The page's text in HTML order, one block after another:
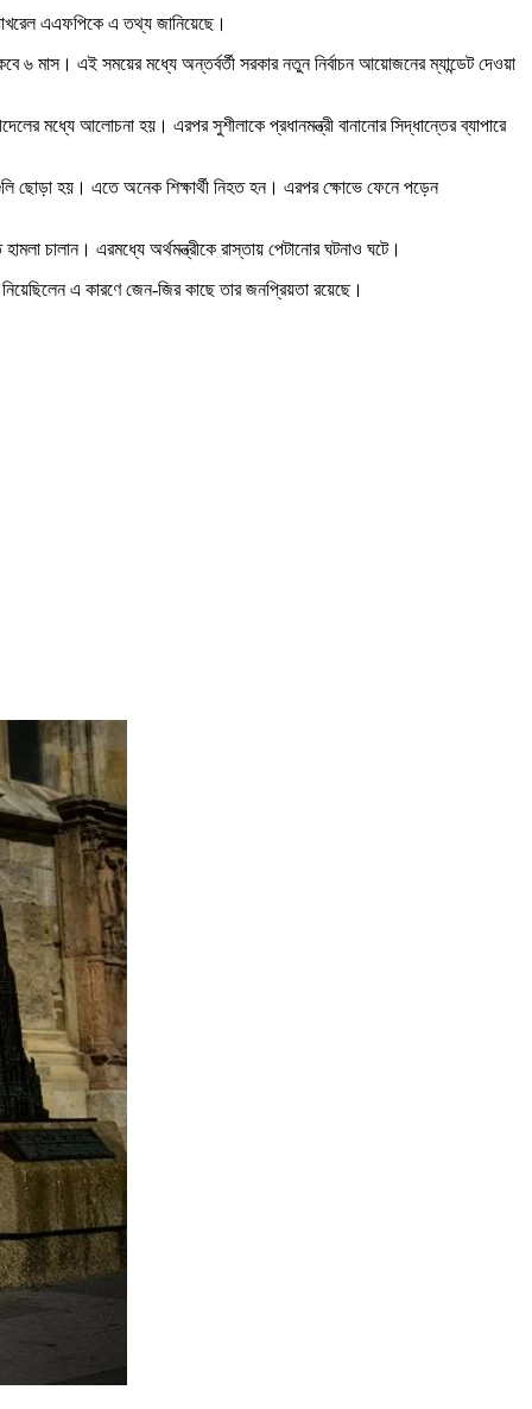
এএফপিকে এ তথ্য জানিয়েছে।
৬ মাস। এই সময়ের মধ্যে অন্তর্বর্তী সরকার নতুন নির্বাচন আয়োজনের ম্যান্ডেট দেওয়া
মধ্যে আলোচনা হয়। এরপর সুশীলাকে প্রধানমন্ত্রী বানানোর সিদ্ধান্তের ব্যাপারে
গুলি ছোড়া হয়। এতে অনেক শিক্ষার্থী নিহত হন। এরপর ক্ষোভে ফেনে পড়েন
চালান। এরমধ্যে অর্থমন্ত্রীকে রাস্তায় পেটানোর ঘটনাও ঘটে।
এ কারণে জেন-জির কাছে তার জনপ্রিয়তা রয়েছে।